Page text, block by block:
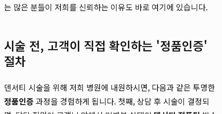
는 많은 분들이 저희를 신뢰하는 이유도 바로 여기에 있습니다.
시술 전, 고객이 직접 확인하는 '정품인증'
절차
덴서티 시술을 위해 저희 병원에 내원하시면, 다음과 같은 투명한
정품인증 과정을 경험하게 됩니다. 첫째, 상담 후 시술이 결정되